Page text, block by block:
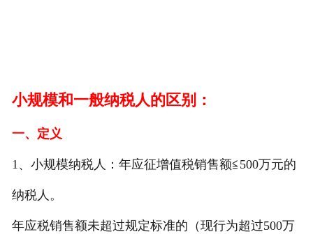
小规模和一般纳税人的区别：
一、定义
1、小规模纳税人：年应征增值税销售额≦500万元的
纳税人。
年应税销售额未超过规定标准的（现行为超过500万